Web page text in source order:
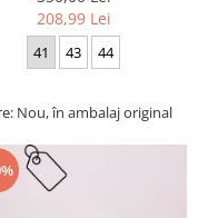
208,99 Lei
41 43 44
Nou, în ambalaj original